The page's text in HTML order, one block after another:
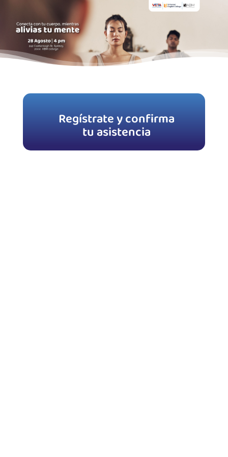
Regístrate y confirma
tu asistencia